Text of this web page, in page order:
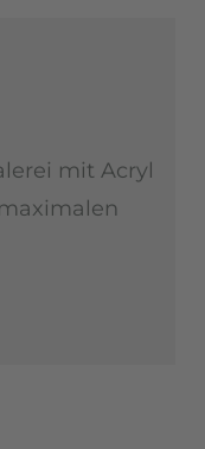
mit Acryl